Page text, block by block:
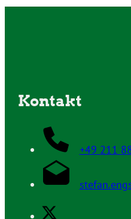
Kontakt
+49 211